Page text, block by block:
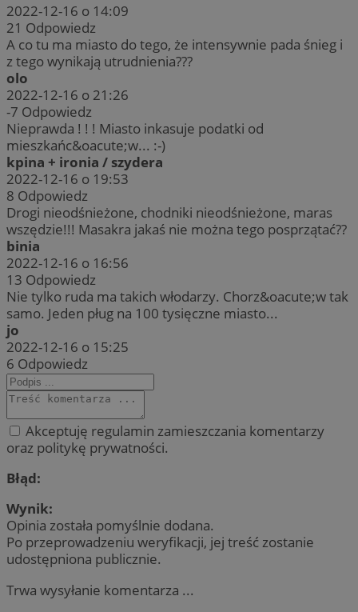
2022-12-16 o 14:09
21 Odpowiedz
A co tu ma miasto do tego, że intensywnie pada śnieg i
z tego wynikają utrudnienia???
olo
2022-12-16 o 21:26
-7 Odpowiedz
Nieprawda ! ! ! Miasto inkasuje podatki od
mieszkańc&oacute;w... :-)
kpina + ironia / szydera
2022-12-16 o 19:53
8 Odpowiedz
Drogi nieodśnieżone, chodniki nieodśnieżone, maras
wszędzie!!! Masakra jakaś nie można tego posprzątać??
binia
2022-12-16 o 16:56
13 Odpowiedz
Nie tylko ruda ma takich włodarzy. Chorz&oacute;w tak
samo. Jeden pług na 100 tysięczne miasto...
jo
2022-12-16 o 15:25
6 Odpowiedz
Akceptuję regulamin zamieszczania komentarzy
oraz politykę prywatności.
Błąd:
Wynik:
Opinia została pomyślnie dodana.
Po przeprowadzeniu weryfikacji, jej treść zostanie
udostępniona publicznie.
Trwa wysyłanie komentarza ...